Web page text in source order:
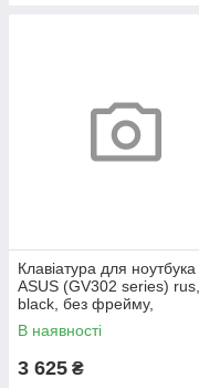
Клавіатура для ноутбука
ASUS (GV302 series) rus,
black, без фрейму,
підсвічування клавіш
В наявності
3 625 ₴